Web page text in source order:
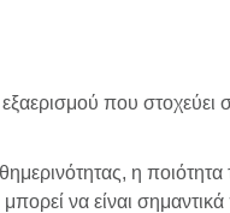
που στοχεύει
η ποιότητα
να είναι